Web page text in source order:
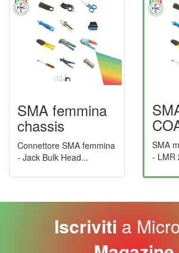
SMA femmina
chassis
Connettore SMA femmina
- Jack Bulk Head...
SMA
- LMR
Iscriviti a